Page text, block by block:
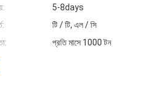
5-8days
টি / টি, এল / সি
প্রতি মাসে 1000 টন